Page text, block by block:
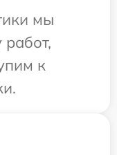
мы
работ,
к